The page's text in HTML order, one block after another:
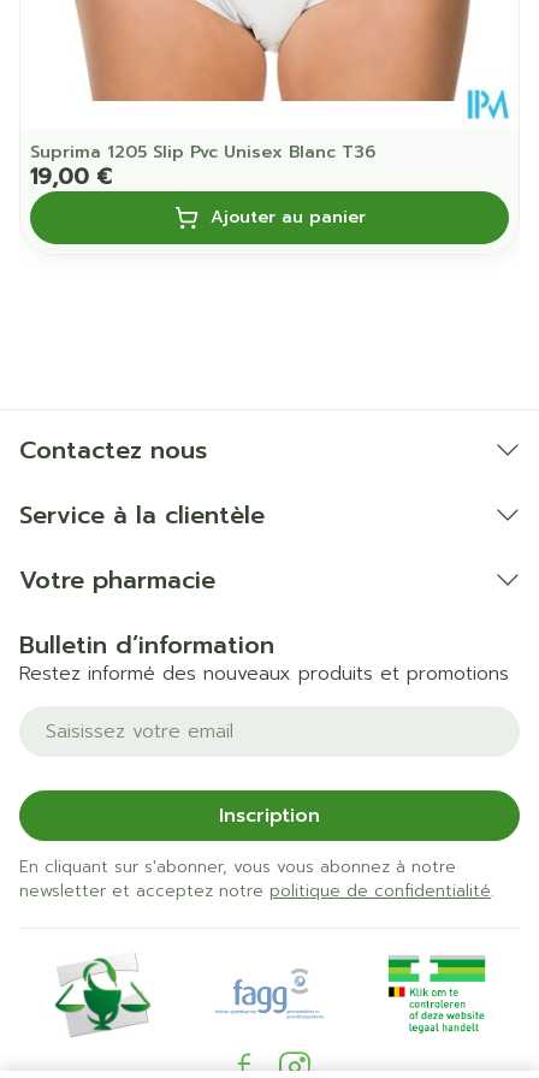
Suprima 1205 Slip Pvc Unisex Blanc T36
19,00 €
Ajouter au panier
Contactez nous
Service à la clientèle
Votre pharmacie
Bulletin d’information
Restez informé des nouveaux produits et promotions
Adresse mail
Inscription
En cliquant sur s'abonner, vous vous abonnez à notre
newsletter et acceptez notre politique de confidentialité.